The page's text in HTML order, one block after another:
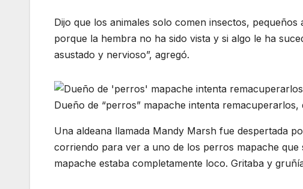
Dijo que los animales solo comen insectos,
porque la hembra no ha sido vista y si algo le ha
asustado y nervioso”, agregó.
Dueño de “perros” mapache intenta remacuperarlos,
Una aldeana llamada Mandy Marsh fue despertada
corriendo para ver a uno de los perros mapache
mapache estaba completamente loco. Gritaba y